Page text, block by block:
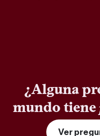
¿Alguna
mundo tiene
Ver